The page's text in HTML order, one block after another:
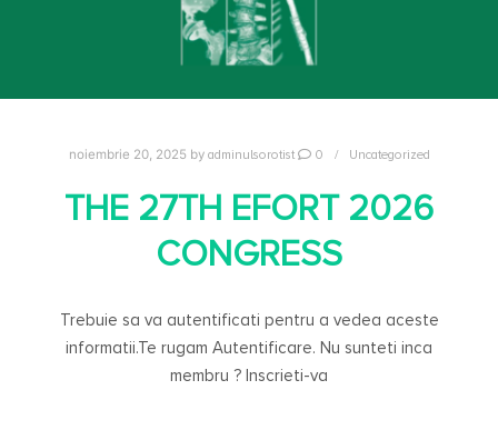
noiembrie 20, 2025 by adminulsorotist 0 Uncategorized
THE 27TH EFORT 2026
CONGRESS
Trebuie sa va autentificati pentru a vedea aceste
informatii.Te rugam Autentificare. Nu sunteti inca
membru ? Inscrieti-va